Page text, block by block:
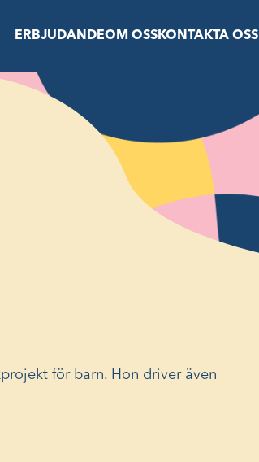
ERBJUDANDEOM OSSKONTAKTA OSS
för barn. Hon driver även